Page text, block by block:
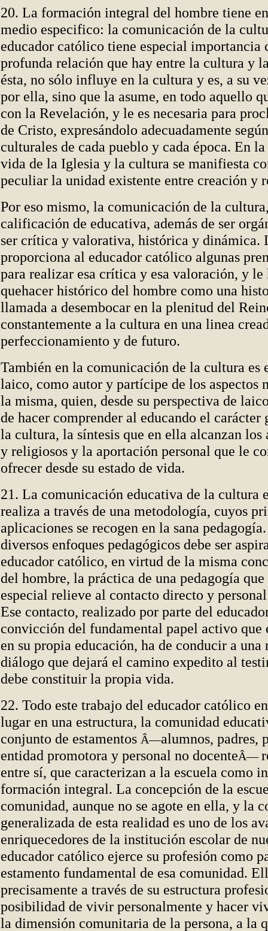
20. La formación integral del hombre tiene
medio especifico: la comunicación de la
educador católico tiene especial importancia
profunda relación que hay entre la cultura y
ésta, no sólo influye en la cultura y es, a su
por ella, sino que la asume, en todo aquello
con la Revelación, y le es necesaria para
de Cristo, expresándolo adecuadamente
culturales de cada pueblo y cada época. En
vida de la Iglesia y la cultura se manifiesta
peculiar la unidad existente entre creación y
Por eso mismo, la comunicación de la
calificación de educativa, además de ser
ser crítica y valorativa, histórica y dinámica.
proporciona al educador católico algunas
para realizar esa crítica y esa valoración, y le
quehacer histórico del hombre como una
llamada a desembocar en la plenitud del
constantemente a la cultura en una linea
perfeccionamiento y de futuro.
También en la comunicación de la cultura es
laico, como autor y partícipe de los aspectos
la misma, quien, desde su perspectiva de
de hacer comprender al educando el
la cultura, la síntesis que en ella alcanzan los
y religiosos y la aportación personal que le
ofrecer desde su estado de vida.
21. La comunicación educativa de la cultura
realiza a través de una metodología, cuyos
aplicaciones se recogen en la sana
diversos enfoques pedagógicos debe ser
educador católico, en virtud de la misma
del hombre, la práctica de una pedagogía que
especial relieve al contacto directo y
Ese contacto, realizado por parte del
convicción del fundamental papel activo que
en su propia educación, ha de conducir a una
diálogo que dejará el camino expedito al
debe constituir la propia vida.
22. Todo este trabajo del educador católico
lugar en una estructura, la comunidad
conjunto de estamentos Â—alumnos, padres,
entidad promotora y personal no docenteÂ—
entre sí, que caracterizan a la escuela como
formación integral. La concepción de la
comunidad, aunque no se agote en ella, y la
generalizada de esta realidad es uno de los
enriquecedores de la institución escolar de
educador católico ejerce su profesión como
estamento fundamental de esa comunidad.
precisamente a través de su estructura
posibilidad de vivir personalmente y hacer
la dimensión comunitaria de la persona, a la